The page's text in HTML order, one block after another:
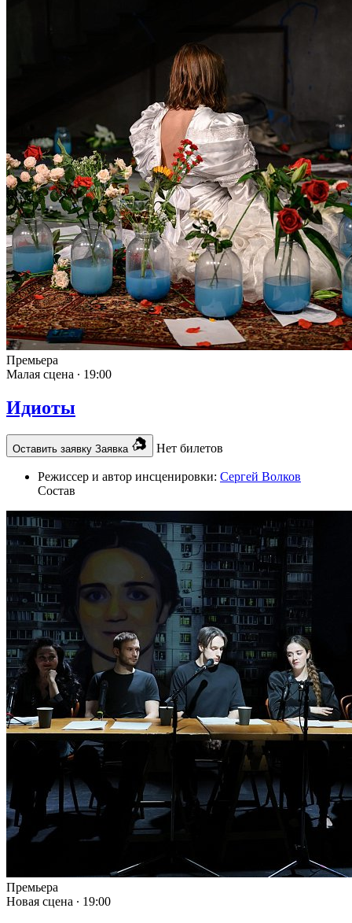
Премьера
Малая сцена ∙ 19:00
Идиоты
Оставить заявку Заявка Нет билетов
Режиссер и автор инсценировки: Сергей Волков
Состав
Премьера
Новая сцена ∙ 19:00